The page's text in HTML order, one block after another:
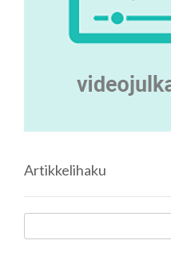
Artikkelihaku